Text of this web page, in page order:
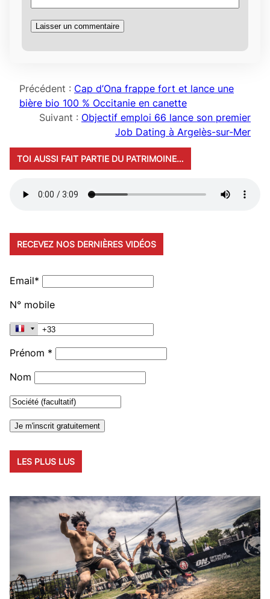
Précédent : Cap d’Ona frappe fort et lance une
bière bio 100 % Occitanie en canette
Suivant : Objectif emploi 66 lance son premier
Job Dating à Argelès-sur-Mer
TOI AUSSI FAIT PARTIE DU PATRIMOINE…
RECEVEZ NOS DERNIÈRES VIDÉOS
Email*
N° mobile
Prénom *
Nom
LES PLUS LUS